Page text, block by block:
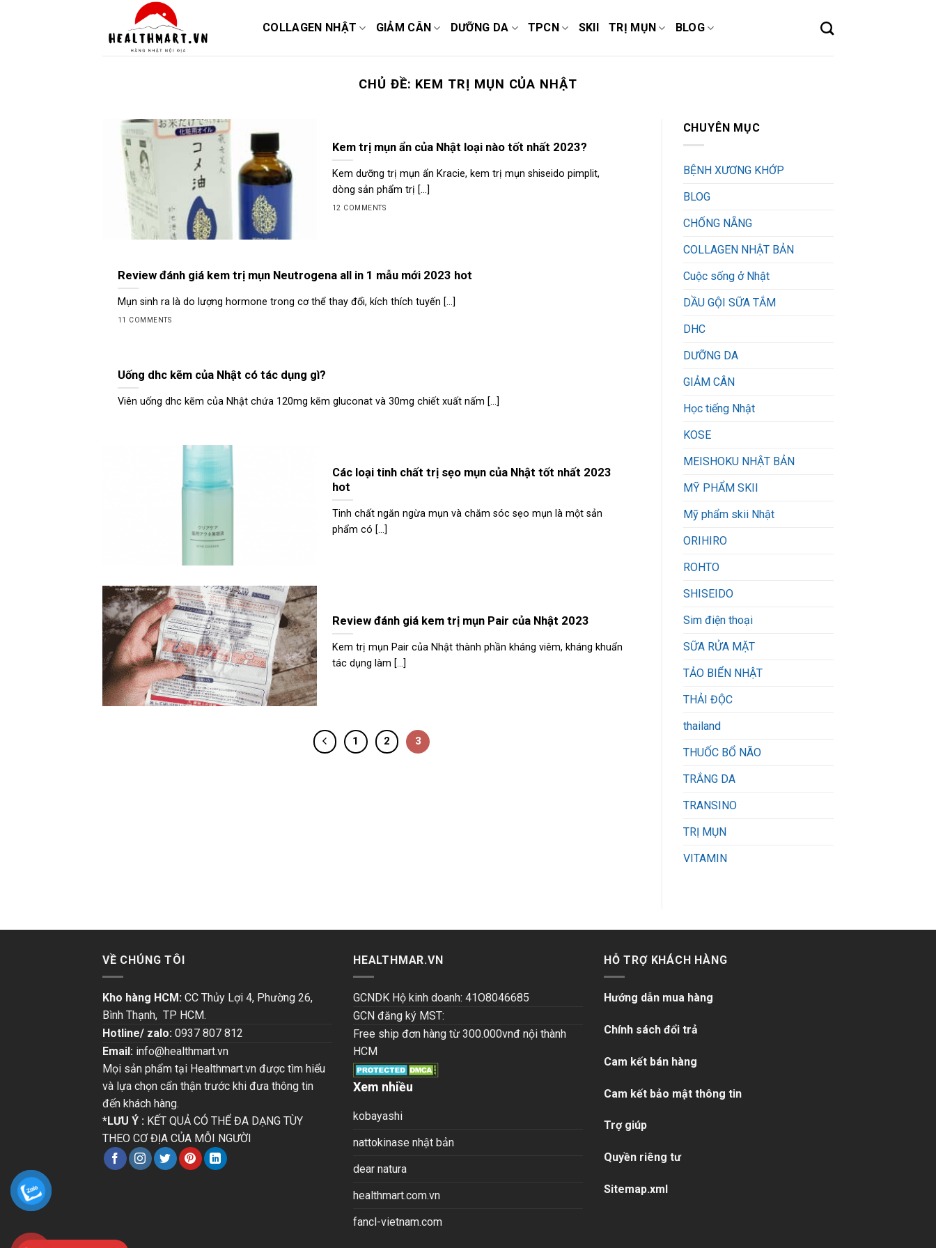
COLLAGEN NHẬT GIẢM CÂN DƯỠNG DA TPCN SKII TRỊ MỤN BLOG
CHỦ ĐỀ: KEM TRỊ MỤN CỦA NHẬT
Kem trị mụn ẩn của Nhật loại nào tốt nhất 2023?
Kem dưỡng trị mụn ẩn Kracie, kem trị mụn shiseido pimplit,
dòng sản phẩm trị [...]
12 COMMENTS
Review đánh giá kem trị mụn Neutrogena all in 1 mẫu mới 2023 hot
Mụn sinh ra là do lượng hormone trong cơ thể thay đổi, kích thích tuyến [...]
11 COMMENTS
Uống dhc kẽm của Nhật có tác dụng gì?
Viên uống dhc kẽm của Nhật chứa 120mg kẽm gluconat và 30mg chiết xuất nấm [...]
Các loại tinh chất trị sẹo mụn của Nhật tốt nhất 2023
hot
Tinh chất ngăn ngừa mụn và chăm sóc sẹo mụn là một sản
phẩm có [...]
Review đánh giá kem trị mụn Pair của Nhật 2023
Kem trị mụn Pair của Nhật thành phần kháng viêm, kháng khuẩn
tác dụng làm [...]
1 2 3
CHUYÊN MỤC
BỆNH XƯƠNG KHỚP
BLOG
CHỐNG NẴNG
COLLAGEN NHẬT BẢN
Cuộc sống ở Nhật
DẦU GỘI SỮA TẮM
DHC
DƯỠNG DA
GIẢM CÂN
Học tiếng Nhật
KOSE
MEISHOKU NHẬT BẢN
MỸ PHẨM SKII
Mỹ phẩm skii Nhật
ORIHIRO
ROHTO
SHISEIDO
Sim điện thoại
SỮA RỬA MẶT
TẢO BIỂN NHẬT
THẢI ĐỘC
thailand
THUỐC BỔ NÃO
TRẮNG DA
TRANSINO
TRỊ MỤN
VITAMIN
VỀ CHÚNG TÔI
Kho hàng HCM: CC Thủy Lợi 4, Phường 26,
Bình Thạnh, TP HCM.
Hotline/ zalo: 0937 807 812
Email: info@healthmart.vn
Mọi sản phẩm tại Healthmart.vn được tìm hiểu
và lựa chọn cẩn thận trước khi đưa thông tin
đến khách hàng.
*LƯU Ý : KẾT QUẢ CÓ THỂ ĐA DẠNG TÙY
THEO CƠ ĐỊA CỦA MỖI NGƯỜI
HEALTHMAR.VN
GCNDK Hộ kinh doanh: 41O8046685
GCN đăng ký MST:
Free ship đơn hàng từ 300.000vnđ nội thành
HCM
Xem nhiều
kobayashi
nattokinase nhật bản
dear natura
healthmart.com.vn
fancl-vietnam.com
HỖ TRỢ KHÁCH HÀNG
Hướng dẫn mua hàng
Chính sách đổi trả
Cam kết bán hàng
Cam kết bảo mật thông tin
Trợ giúp
Quyền riêng tư
Sitemap.xml